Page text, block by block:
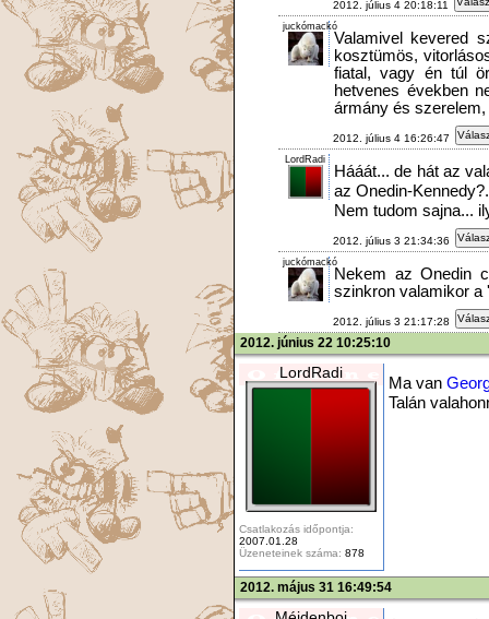
2012. július 4 20:18:11
juckómackó
Valamivel kevered
kosztümös,
fiatal, vagy én túl
hetvenes években
ármány és
2012. július 4 16:26:47
LordRadi
Hááát... de hát az
az Onedin-
Nem tudom sajna...
2012. július 3 21:34:36
juckómackó
Nekem az Onedin
szinkron valamikor a
2012. július 3 21:17:28
2012. június 22 10:25:10
LordRadi
Csatlakozás időpontja:
2007.01.28
Üzeneteinek száma: 878
Ma van
Talán
2012. május 31 16:49:54